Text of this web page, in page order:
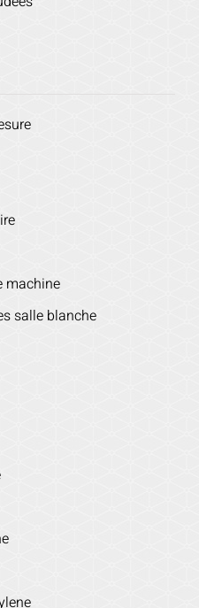
machine
salle blanche